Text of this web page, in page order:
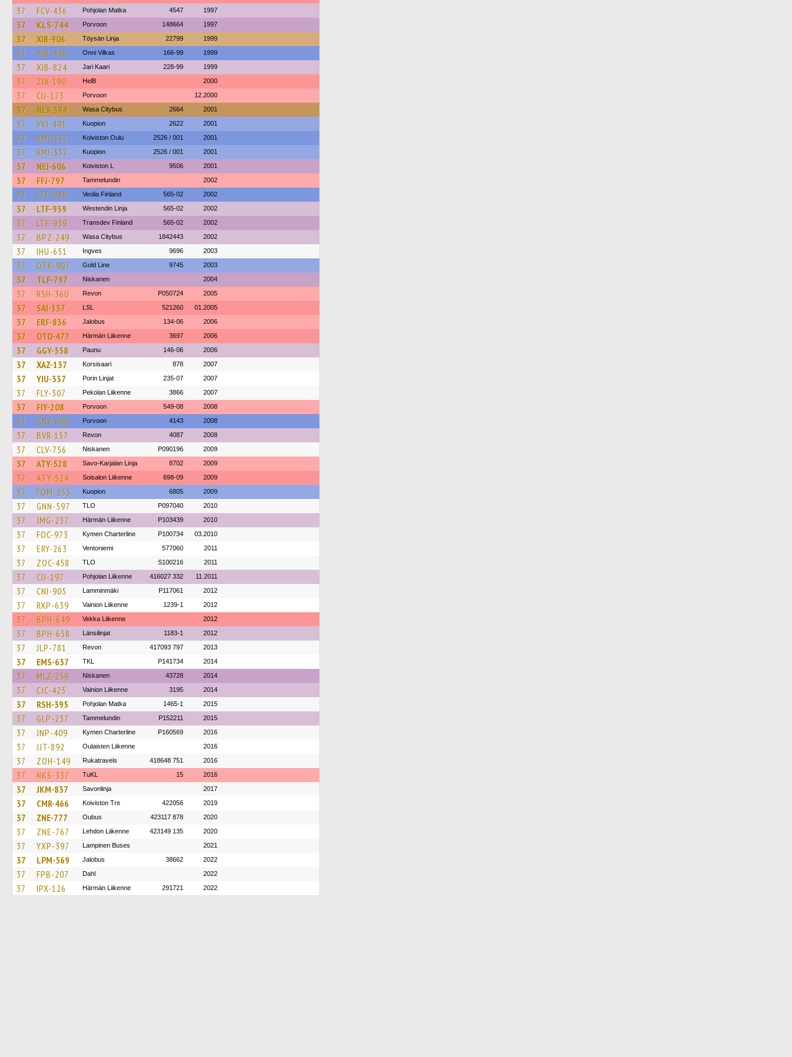
37 FCV-436 Pohjolan Matka 4547 1997
37 KLS-744 Porvoon 148664 1997
37 XIB-906 Töysän Linja 22799 1999
37 XIB-496 Onni Vilkas 166-99 1999
37 XIB-824 Jari Kaari 228-99 1999
37 ZIX-190 HelB 2000
37 CIJ-173 Porvoon 12.2000
37 NEX-394 Wasa Citybus 2664 2001
37 VVJ-491 Kuopion 2622 2001
37 RMI-337 Koiviston Oulu 2526 / 001 2001
37 RMI-337 Kuopion 2526 / 001 2001
37 NEJ-606 Koiviston L 9506 2001
37 FFJ-797 Tammelundin 2002
37 LTF-939 Veolia Finland 565-02 2002
37 LTF-939 Westendin Linja 565-02 2002
37 LTF-939 Transdev Finland 565-02 2002
37 BPZ-249 Wasa Citybus 1842443 2002
37 IHU-651 Ingves 9696 2003
37 OTK-907 Gold Line 9745 2003
37 TLF-797 Niskanen 2004
37 RSH-360 Revon P050724 2005
37 SAI-137 LSL 521260 01.2005
37 ERF-836 Jalobus 134-06 2006
37 OTO-477 Härmän Liikenne 3697 2006
37 GGY-358 Paunu 146-06 2006
37 XAZ-137 Korsisaari 878 2007
37 YIU-337 Porin Linjat 235-07 2007
37 FLY-307 Pekolan Liikenne 3866 2007
37 FIY-208 Porvoon 549-08 2008
37 ZNY-690 Porvoon 4143 2008
37 BVR-157 Revon 4087 2008
37 CLV-756 Niskanen P090196 2009
37 ATY-528 Savo-Karjalan Linja 8702 2009
37 ATY-524 Soisalon Liikenne 698-09 2009
37 FOM-253 Kuopion 6805 2009
37 GNN-597 TLO P097040 2010
37 JMG-237 Härmän Liikenne P103439 2010
37 FOC-973 Kymen Charterline P100734 03.2010
37 ERY-263 Ventoniemi 577060 2011
37 ZOC-458 TLO S100216 2011
37 CIJ-197 Pohjolan Liikenne 416027 332 11.2011
37 CNI-905 Lamminmäki P117061 2012
37 RXP-639 Vainion Liikenne 1239-1 2012
37 BPH-649 Vekka Liikenne 2012
37 BPH-658 Länsilinjat 1183-1 2012
37 JLP-781 Revon 417093 797 2013
37 EMS-637 TKL P141734 2014
37 MLZ-259 Niskanen 43728 2014
37 CJC-423 Vainion Liikenne 3195 2014
37 RSH-395 Pohjolan Matka 1465-1 2015
37 GLP-237 Tammelundin P152211 2015
37 JNP-409 Kymen Charterline P160569 2016
37 JJT-892 Oulaisten Liikenne 2016
37 ZOH-149 Rukatravels 418648 751 2016
37 NKS-337 TuKL 15 2016
37 JKM-837 Savonlinja 2017
37 CMR-466 Koiviston Tre 422056 2019
37 ZNE-777 Oubus 423117 878 2020
37 ZNE-767 Lehdon Liikenne 423149 135 2020
37 YXP-397 Lampinen Buses 2021
37 LPM-569 Jalobus 38662 2022
37 FPB-207 Dahl 2022
37 IPX-126 Härmän Liikenne 291721 2022